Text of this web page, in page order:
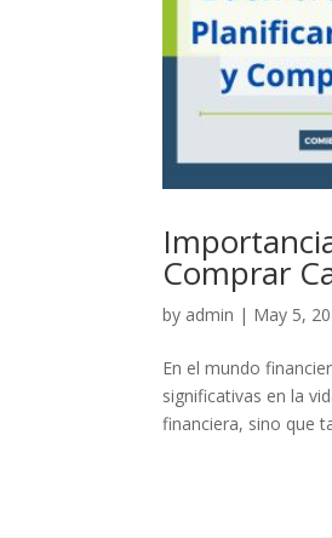
Comprar
by admin | May 5,
En el mundo
significativas en la
financiera, sino que